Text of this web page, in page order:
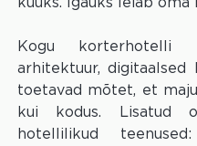
kuuks. Igaüks leiab oma
Kogu korterhotelli
arhitektuur, digitaalsed
toetavad mõtet, et
kui kodus. Lisatud
hotellilikud